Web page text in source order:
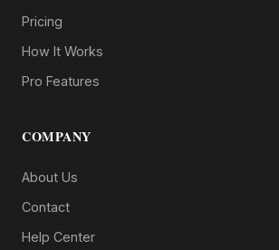
Pricing
How It Works
Pro Features
COMPANY
About Us
Contact
Help Center